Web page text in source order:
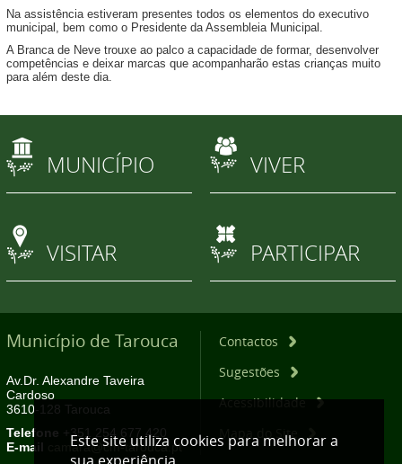
Na assistência estiveram presentes todos os elementos do executivo
municipal, bem como o Presidente da Assembleia Municipal.
A Branca de Neve trouxe ao palco a capacidade de formar, desenvolver
competências e deixar marcas que acompanharão estas crianças muito
para além deste dia.
MUNICÍPIO VIVER
VISITAR PARTICIPAR
Município de Tarouca
Av.Dr. Alexandre Taveira
Cardoso
3610-128 Tarouca
Telefone +351 254 677 420
E-mail
camara@cm-tarouca.pt
Contactos
Sugestões
Acessibilidade
Mapa do Site
Este site utiliza cookies para melhorar a